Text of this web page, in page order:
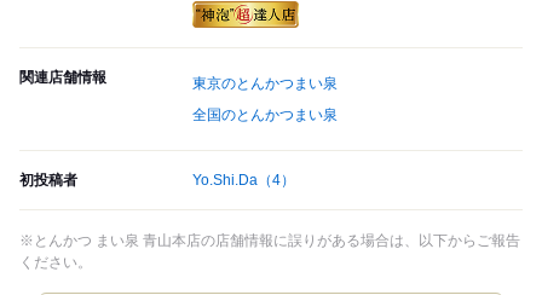
関連店舗情報
東京のとんかつまい泉
全国のとんかつまい泉
初投稿者 Yo.Shi.Da （4）
※とんかつ まい泉 青山本店の店舗情報に誤りがある場合は、以下からご報告
ください。